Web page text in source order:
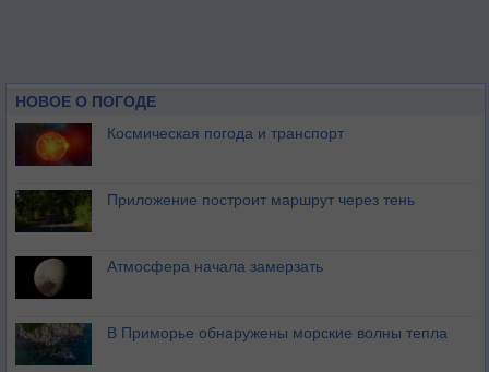
НОВОЕ О ПОГОДЕ
Космическая погода и транспорт
Приложение построит маршрут через тень
Атмосфера начала замерзать
В Приморье обнаружены морские волны тепла